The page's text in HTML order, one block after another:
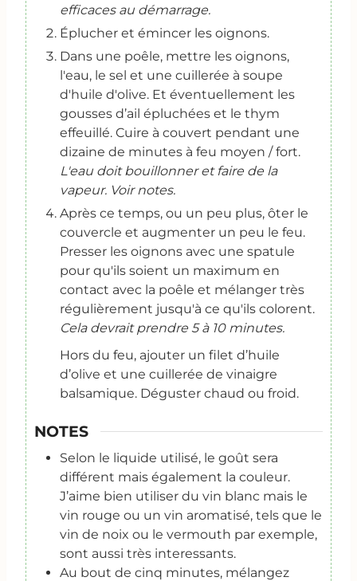
efficaces au démarrage.
Éplucher et émincer les oignons.
Dans une poêle, mettre les oignons,
l'eau, le sel et une cuillerée à soupe
d'huile d'olive. Et éventuellement les
gousses d’ail épluchées et le thym
effeuillé. Cuire à couvert pendant une
dizaine de minutes à feu moyen / fort.
L'eau doit bouillonner et faire de la
vapeur. Voir notes.
Après ce temps, ou un peu plus, ôter le
couvercle et augmenter un peu le feu.
Presser les oignons avec une spatule
pour qu'ils soient un maximum en
contact avec la poêle et mélanger très
régulièrement jusqu'à ce qu'ils colorent.
Cela devrait prendre 5 à 10 minutes.
Hors du feu, ajouter un filet d’huile
d’olive et une cuillerée de vinaigre
balsamique. Déguster chaud ou froid.
NOTES
Selon le liquide utilisé, le goût sera
différent mais également la couleur.
J’aime bien utiliser du vin blanc mais le
vin rouge ou un vin aromatisé, tels que le
vin de noix ou le vermouth par exemple,
sont aussi très interessants.
Au bout de cinq minutes, mélangez